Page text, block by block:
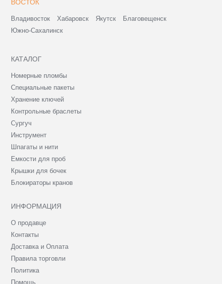
ВОСТОК
Владивосток Хабаровск Якутск
Благовещенск
Южно-Сахалинск
КАТАЛОГ
Номерные пломбы
Специальные пакеты
Хранение ключей
Контрольные браслеты
Сургуч
Инструмент
Шпагаты и нити
Емкости для проб
Крышки для бочек
Блокираторы кранов
ИНФОРМАЦИЯ
О продавце
Контакты
Доставка и Оплата
Правила торговли
Политика
Помощь